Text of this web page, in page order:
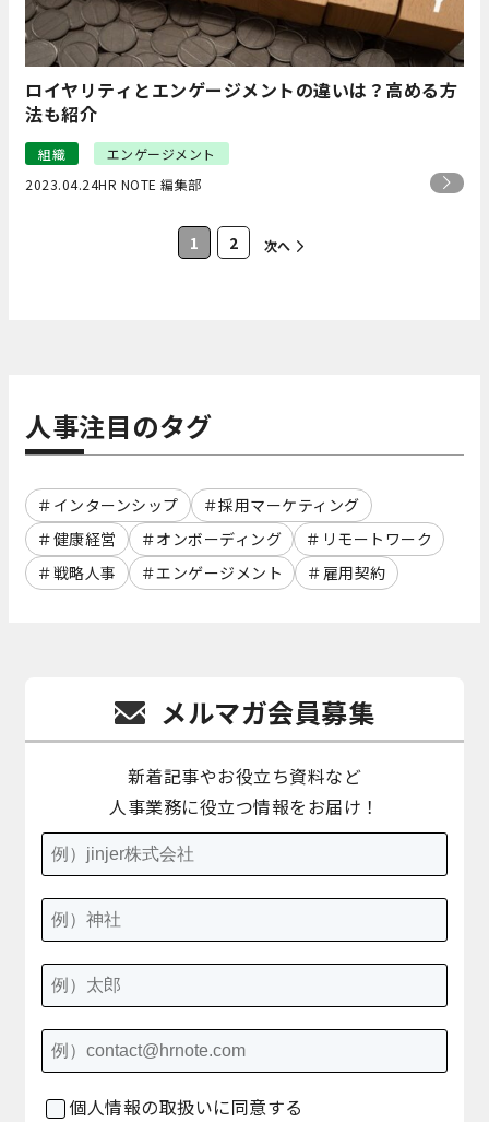
ロイヤリティとエンゲージメントの違いは？高める方
法も紹介
組織
エンゲージメント
2023.04.24HR NOTE 編集部
1 2 次へ
人事注目のタグ
インターンシップ
採用マーケティング
健康経営
オンボーディング
リモートワーク
戦略人事
エンゲージメント 雇用契約
メルマガ会員募集
新着記事やお役立ち資料など
人事業務に役立つ情報をお届け！
個人情報の取扱いに同意する